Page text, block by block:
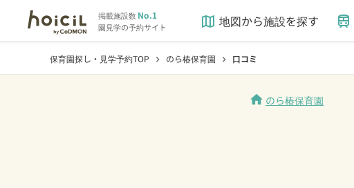
掲載施設数No.1
園見学の予約サイト map 地図から施設を探す train
保育園探し・見学予約TOP chevron_right のら椿保育園 chevron_right 口コミ
home のら椿保育園